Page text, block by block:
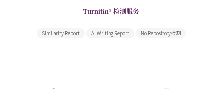
Turnitin® 检测服务
Similarity Report AI Writing Report No Repository检测